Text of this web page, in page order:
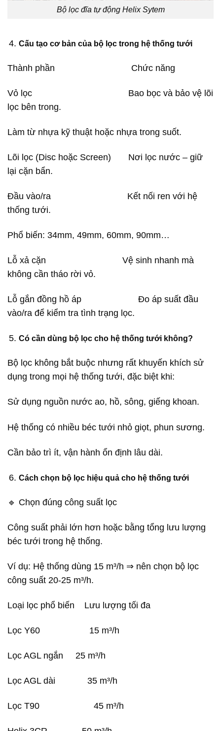
Bộ lọc đĩa tự động Helix Sytem
Cấu tạo cơ bản của bộ lọc trong hệ thống tưới
Thành phần Chức năng
Vỏ lọc Bao bọc và bảo vệ lõi
lọc bên trong.
Làm từ nhựa kỹ thuật hoặc nhựa trong suốt.
Lõi lọc (Disc hoặc Screen) Nơi lọc nước – giữ
lại cặn bẩn.
Đầu vào/ra Kết nối ren với hệ
thống tưới.
Phổ biến: 34mm, 49mm, 60mm, 90mm…
Lỗ xả cặn Vệ sinh nhanh mà
không cần tháo rời vỏ.
Lỗ gắn đồng hồ áp Đo áp suất đầu
vào/ra để kiểm tra tình trạng lọc.
Có cần dùng bộ lọc cho hệ thống tưới không?
Bộ lọc không bắt buộc nhưng rất khuyến khích sử
dụng trong mọi hệ thống tưới, đặc biệt khi:
Sử dụng nguồn nước ao, hồ, sông, giếng khoan.
Hệ thống có nhiều béc tưới nhỏ giọt, phun sương.
Cần bảo trì ít, vận hành ổn định lâu dài.
Cách chọn bộ lọc hiệu quả cho hệ thống tưới
🔹 Chọn đúng công suất lọc
Công suất phải lớn hơn hoặc bằng tổng lưu lượng
béc tưới trong hệ thống.
Ví dụ: Hệ thống dùng 15 m³/h ⇒ nên chọn bộ lọc
công suất 20-25 m³/h.
Loại lọc phổ biến Lưu lượng tối đa
Lọc Y60 15 m³/h
Lọc AGL ngắn 25 m³/h
Lọc AGL dài 35 m³/h
Lọc T90 45 m³/h